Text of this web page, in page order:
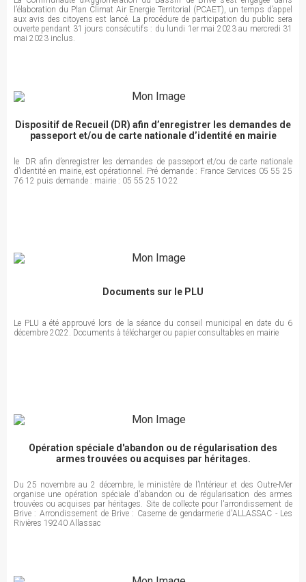
l’élaboration du Plan Climat Air Energie Territorial (PCAET), un temps d’appel
aux avis des citoyens est lancé. La procédure de participation du public sera
ouverte pendant 31 jours consécutifs : du lundi 1er mai 2023 au mercredi 31
mai 2023 inclus.
Dispositif de Recueil (DR) afin d’enregistrer les demandes de
passeport et/ou de carte nationale d’identité en mairie
le DR afin d’enregistrer les demandes de passeport et/ou de carte nationale
d’identité en mairie, est opérationnel. Pré demande : France Services 05 55 25
76 12 puis demande : mairie : 05 55 25 10 22
Documents sur le PLU
Le PLU a été approuvé lors de la séance du conseil municipal en date du 6
décembre 2022. Documents à télécharger ou papier consultables en mairie
Opération spéciale d'abandon ou de régularisation des
armes trouvées ou acquises par héritages.
Du 25 novembre au 2 décembre, le ministère de l’Intérieur et des Outre-Mer
organise une opération spéciale d'abandon ou de régularisation des armes
trouvées ou acquises par héritages. Site de collecte pour l'arrondissement de
Brive : Arrondissement de Brive : Caserne de gendarmerie d'ALLASSAC - Les
Rivières 19240 Allassac